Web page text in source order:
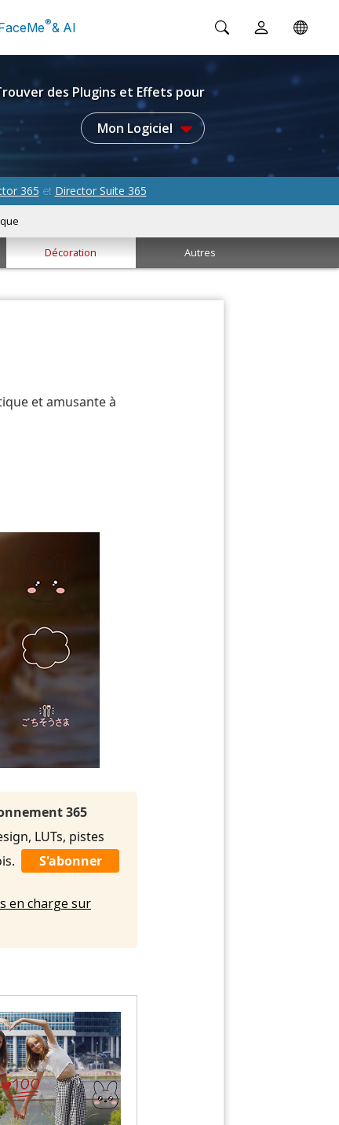
®& AI
des Plugins et Effets pour
Mon Logiciel
365 et Director Suite 365
Décoration Autres
et amusante à
365
LUTs, pistes
S'abonner
en charge sur